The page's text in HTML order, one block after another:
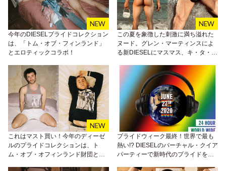
今年のDIESELプライドコレクション
は、「トム・オブ・フィンランド」
とエロティックコラボ！
この夏を象徴した刺激に満ち溢れた
ヌード。グレン・マーティンスによ
る新DIESELにマスマス、キ・タ・
これはマスト買い！今年のディーゼ
ルのプライドコレクションは、ト
ム・オブ・オフィンランド財団との
プライドウィーク最終！世界で最も
熱い!? DIESELのバーチャル・クイア
パーティーで新時代のプライドを体